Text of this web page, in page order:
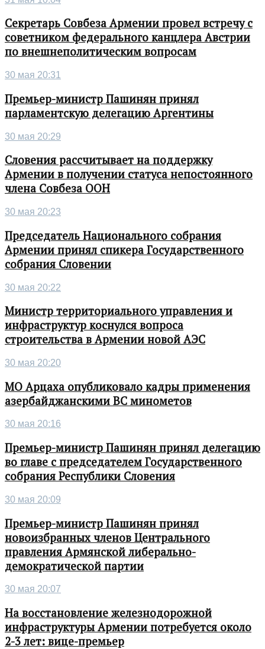
Секретарь Совбеза Армении провел встречу с
советником федерального канцлера Австрии
по внешнеполитическим вопросам
30 мая 20:31
Премьер-министр Пашинян принял
парламентскую делегацию Аргентины
30 мая 20:29
Словения рассчитывает на поддержку
Армении в получении статуса непостоянного
члена Совбеза ООН
30 мая 20:23
Председатель Национального собрания
Армении принял спикера Государственного
собрания Словении
30 мая 20:22
Министр территориального управления и
инфраструктур коснулся вопроса
строительства в Армении новой АЭС
30 мая 20:20
МО Арцаха опубликовало кадры применения
азербайджанскими ВС минометов
30 мая 20:16
Премьер-министр Пашинян принял делегацию
во главе с председателем Государственного
собрания Республики Словения
30 мая 20:09
Премьер-министр Пашинян принял
новоизбранных членов Центрального
правления Армянской либерально-
демократической партии
30 мая 20:07
На восстановление железнодорожной
инфраструктуры Армении потребуется около
2-3 лет: вице-премьер